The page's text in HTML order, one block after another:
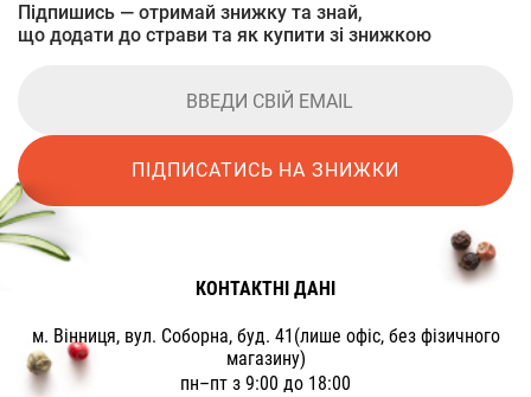
Підпишись — отримай знижку та знай,
що додати до страви та як купити зі знижкою
ПІДПИСАТИСЬ НА ЗНИЖКИ
КОНТАКТНІ ДАНІ
м. Вінниця, вул. Соборна, буд. 41(лише офіс, без фізичного
магазину)
пн–пт з 9:00 до 18:00